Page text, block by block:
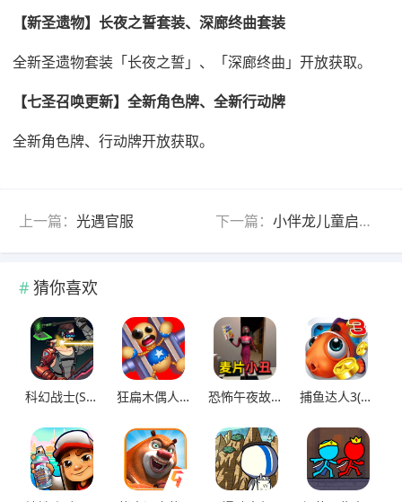
【新圣遗物】长夜之誓套装、深廊终曲套装
全新圣遗物套装「长夜之誓」、「深廊终曲」开放获取。
【七圣召唤更新】全新角色牌、全新行动牌
全新角色牌、行动牌开放获取。
上一篇： 光遇官服 下一篇：小伴龙儿童启蒙官方版
猜你喜欢
科幻战士(Sci-fi Warrior) 狂扁木偶人(Kick The Buddy) 恐怖午夜故事 捕鱼达人3(无限金币版)